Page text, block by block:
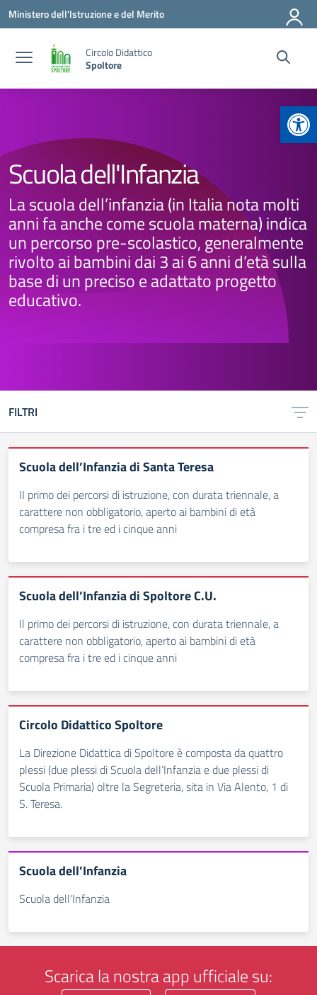
Vai ai contenuti
Vai al menu di navigazione
Vai al footer
Ministero dell'Istruzione e del Merito
Circolo Didattico
Spoltore
Scuola dell'Infanzia
La scuola dell’infanzia (in Italia nota molti
anni fa anche come scuola materna) indica
un percorso pre-scolastico, generalmente
rivolto ai bambini dai 3 ai 6 anni d’età sulla
base di un preciso e adattato progetto
educativo.
FILTRI
Scuola dell’Infanzia di Santa Teresa
II primo dei percorsi di istruzione, con durata triennale, a
carattere non obbligatorio, aperto ai bambini di età
compresa fra i tre ed i cinque anni
Scuola dell’Infanzia di Spoltore C.U.
Il primo dei percorsi di istruzione, con durata triennale, a
carattere non obbligatorio, aperto ai bambini di età
compresa fra i tre ed i cinque anni
Circolo Didattico Spoltore
La Direzione Didattica di Spoltore è composta da quattro
plessi (due plessi di Scuola dell’Infanzia e due plessi di
Scuola Primaria) oltre la Segreteria, sita in Via Alento, 1 di
S. Teresa.
Scuola dell’Infanzia
Scuola dell'Infanzia
Scarica la nostra app ufficiale su: